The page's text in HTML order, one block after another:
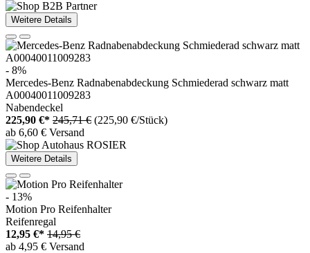
Weitere Details
- 8%
Mercedes-Benz Radnabenabdeckung Schmiederad schwarz matt
A00040011009283
Nabendeckel
225,90 €* 245,71 € (225,90 €/Stück)
ab 6,60 € Versand
Weitere Details
- 13%
Motion Pro Reifenhalter
Reifenregal
12,95 €* 14,95 €
ab 4,95 € Versand